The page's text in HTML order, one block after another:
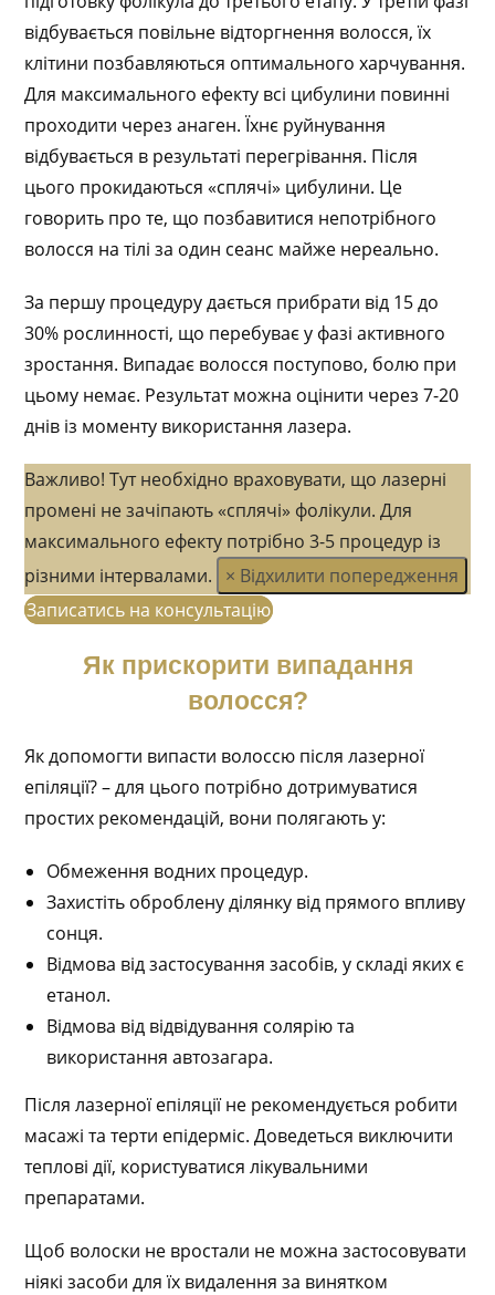
відбувається повільне відторгнення волосся, їх
клітини позбавляються оптимального харчування.
Для максимального ефекту всі цибулини повинні
проходити через анаген. Їхнє руйнування
відбувається в результаті перегрівання. Після
цього прокидаються «сплячі» цибулини. Це
говорить про те, що позбавитися непотрібного
волосся на тілі за один сеанс майже нереально.
За першу процедуру дається прибрати від 15 до
30% рослинності, що перебуває у фазі активного
зростання. Випадає волосся поступово, болю при
цьому немає. Результат можна оцінити через 7-20
днів із моменту використання лазера.
Важливо!Тут необхідно враховувати, що лазерні
промені не зачіпають «сплячі» фолікули. Для
максимального ефекту потрібно 3-5 процедур із
різними інтервалами.
× Відхилити попередження
Записатись на консультацію
Як прискорити випадання
волосся?
Як допомогти випасти волоссю після лазерної
епіляції? – для цього потрібно дотримуватися
простих рекомендацій, вони полягають у:
Обмеження водних процедур.
Захистіть оброблену ділянку від прямого впливу
сонця.
Відмова від застосування засобів, у складі яких є
етанол.
Відмова від відвідування солярію та
використання автозагара.
Після лазерної епіляції не рекомендується робити
масажі та терти епідерміс. Доведеться виключити
теплові дії, користуватися лікувальними
препаратами.
Щоб волоски не вростали не можна застосовувати
ніякі засоби для їх видалення за винятком